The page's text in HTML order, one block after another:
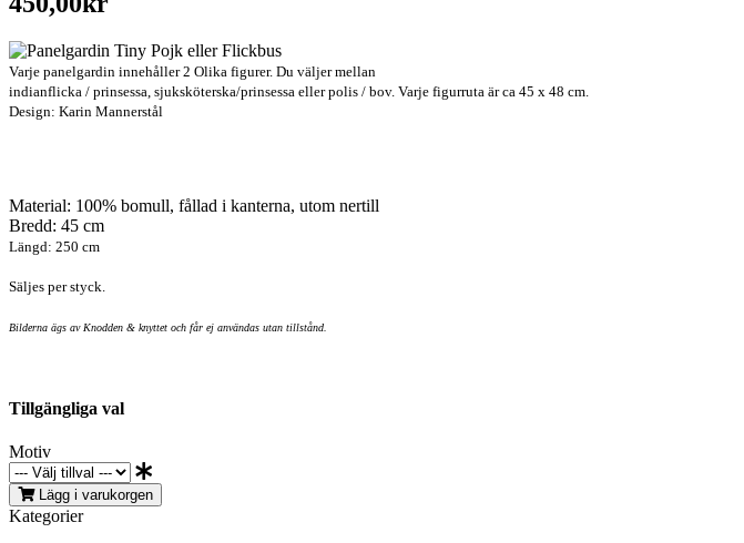
Varje panelgardin innehåller 2 Olika figurer. Du väljer mellan
indianflicka / prinsessa, sjuksköterska/prinsessa eller polis / bov. Varje figurruta är ca 45 x 48 cm
Design: Karin Mannerstål
Material: 100% bomull, fållad i kanterna, utom nertill
Bredd: 45 cm
Längd: 250 cm
Säljes per styck.
Bilderna ägs av Knodden & knyttet och får ej användas utan tillstånd.
Tillgängliga val
Motiv
Lägg i varukorgen
Kategorier